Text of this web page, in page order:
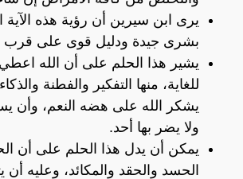
يرى ابن سيرين أن رؤية هذه الآية
بشرى جيدة ودليل قوى على قرب
يشير هذا الحلم على أن الله اعطي
للغاية، منها التفكير والفطنة
يشكر الله على هضه النعم، وأن
ولا يضر بها أحد.
يمكن أن يدل هذا الحلم على أن
الحسد والحقد والمكائد، وعليه أن